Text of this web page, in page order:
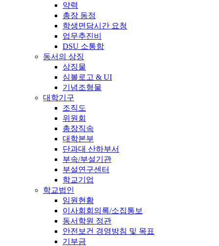
약력
총장 동정
학생면담시간 요청
업무추진비
DSU 소통함
동서의 상징
상징물
심볼로고 & UI
기념조형물
대학기구
조직도
위원회
총장직속
대학본부
단과대 산하부서
부속/부설기관
부설연구센터
학교기업
학교법인
임원현황
이사회회의록/소집통보
동서학원 정관
안전보건 경영방침 및 목표
기부금